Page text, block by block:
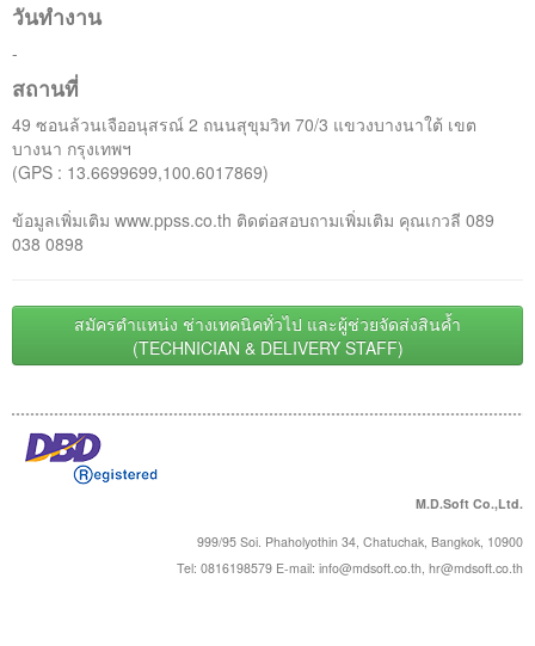
วันทำงาน
-
สถานที่
49 ซอนล้วนเจืออนุสรณ์ 2 ถนนสุขุมวิท 70/3 แขวงบางนาใต้ เขต
บางนา กรุงเทพฯ
(GPS : 13.6699699,100.6017869)
ข้อมูลเพิ่มเติม www.ppss.co.th ติดต่อสอบถามเพิ่มเติม คุณเกวลี 089
038 0898
สมัครตำแหน่ง ช่างเทคนิคทั่วไป และผู้ช่วยจัดส่งสินค้ำ
(TECHNICIAN & DELIVERY STAFF)
M.D.Soft Co.,Ltd.
999/95 Soi. Phaholyothin 34, Chatuchak, Bangkok, 10900
Tel: 0816198579 E-mail: info@mdsoft.co.th, hr@mdsoft.co.th